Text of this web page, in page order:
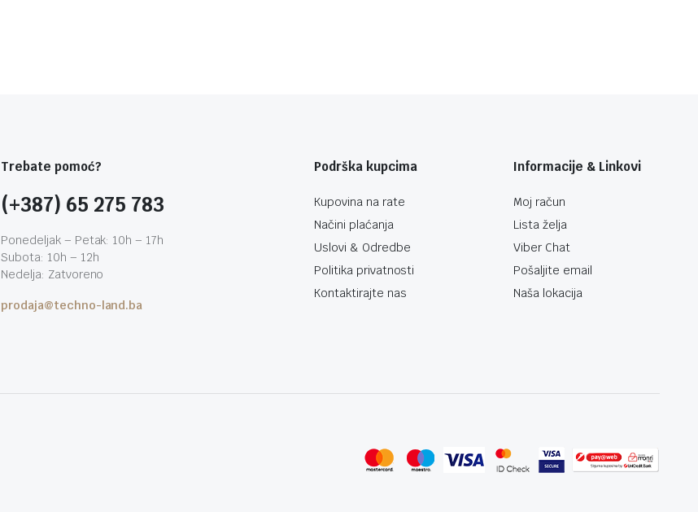
Trebate pomoć?
(+387) 65 275 783
Ponedeljak – Petak: 10h – 17h
Subota: 10h – 12h
Nedelja: Zatvoreno
prodaja@techno-land.ba
Podrška kupcima
Kupovina na rate
Načini plaćanja
Uslovi & Odredbe
Politika privatnosti
Kontaktirajte nas
Informacije & Linkovi
Moj račun
Lista želja
Viber Chat
Pošaljite email
Naša lokacija